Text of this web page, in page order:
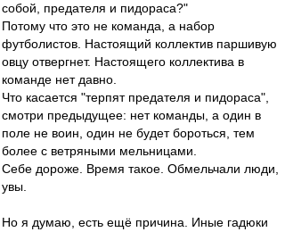
собой, предателя и пидораса?"
Потому что это не команда, а набор
футболистов. Настоящий коллектив паршивую
овцу отвергнет. Настоящего коллектива в
команде нет давно.
Что касается "терпят предателя и пидораса",
смотри предыдущее: нет команды, а один в
поле не воин, один не будет бороться, тем
более с ветряными мельницами.
Себе дороже. Время такое. Обмельчали люди,
увы.
Но я думаю, есть ещё причина. Иные гадюки